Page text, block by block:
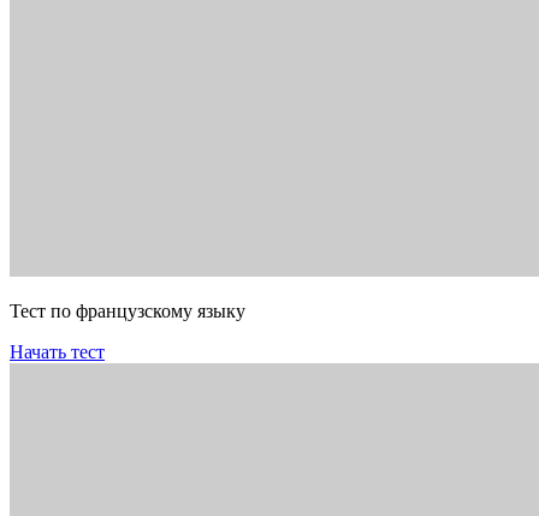
Тест по французскому языку
Начать тест